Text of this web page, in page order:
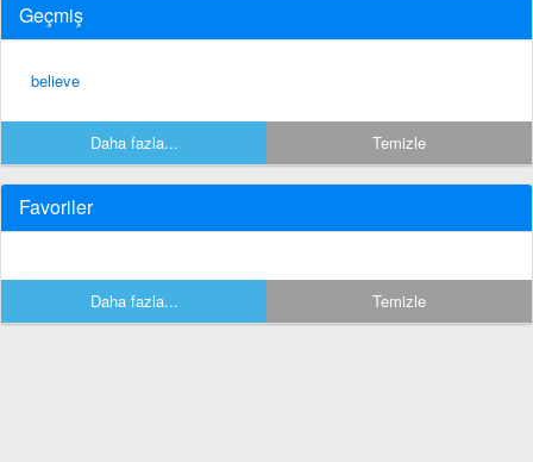
Geçmiş
believe
Daha fazla... Temizle
Favoriler
Daha fazla... Temizle